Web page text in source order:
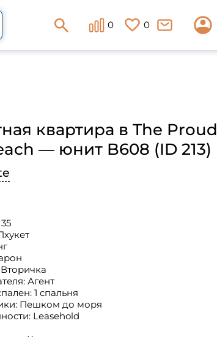
0 0
квартира в The Proud
— юнит B608 (ID 213)
Агент
1 спальня
Пешком до моря
Leasehold